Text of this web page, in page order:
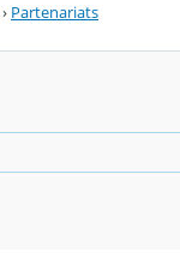
› Partenariats